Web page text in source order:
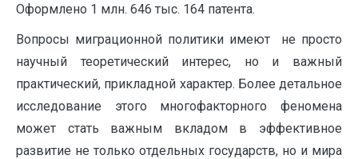
Оформлено 1 млн. 646 тыс. 164 патента.
Вопросы миграционной политики имеют не просто
научный теоретический интерес, но и важный
практический, прикладной характер. Более детальное
исследование этого многофакторного феномена
может стать важным вкладом в эффективное
развитие не только отдельных государств, но и мира